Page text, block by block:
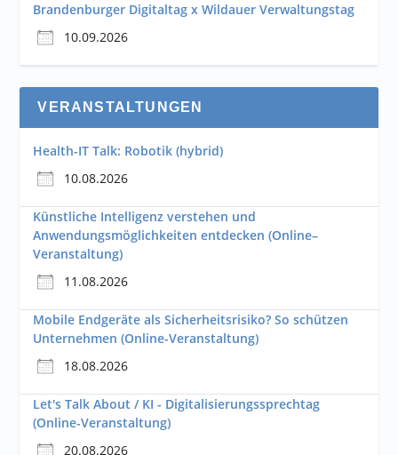
Brandenburger Digitaltag x Wildauer Verwaltungstag
10.09.2026
VERANSTALTUNGEN
Health-IT Talk: Robotik (hybrid)
10.08.2026
Künstliche Intelligenz verstehen und
Anwendungsmöglichkeiten entdecken (Online–
Veranstaltung)
11.08.2026
Mobile Endgeräte als Sicherheitsrisiko? So schützen
Unternehmen (Online-Veranstaltung)
18.08.2026
Let's Talk About / KI - Digitalisierungssprechtag
(Online-Veranstaltung)
20.08.2026